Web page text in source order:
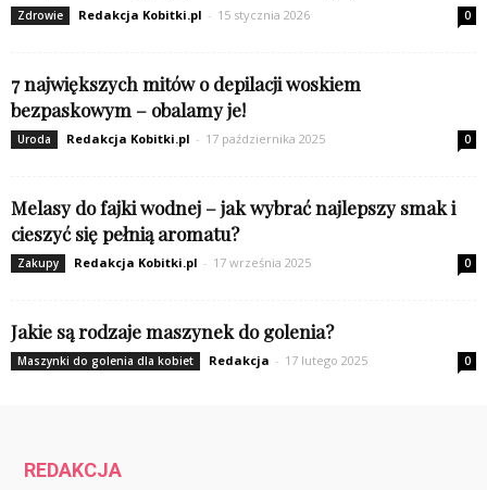
Zdrowie Redakcja Kobitki.pl - 15 stycznia 2026 0
7 największych mitów o depilacji woskiem
bezpaskowym – obalamy je!
Uroda Redakcja Kobitki.pl - 17 października 2025 0
Melasy do fajki wodnej – jak wybrać najlepszy smak i
cieszyć się pełnią aromatu?
Zakupy Redakcja Kobitki.pl - 17 września 2025 0
Jakie są rodzaje maszynek do golenia?
Maszynki do golenia dla kobiet Redakcja - 17 lutego 2025 0
REDAKCJA